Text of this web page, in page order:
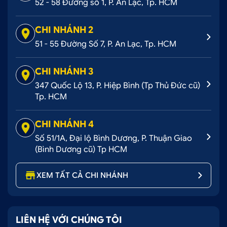
Ford Ranger 2012 độ body kit hầm hố lên Ranger
1.2 Mặt ca lăng Ford Ranger
Mặt ca lăng là một trong những
phụ kiện Ford
Rangerquan trọng ở phần trước của xe. Như một
của xe. Nhờ mặt ca lăng được thu hút ngay từ cái
52 - 58 Đường số 1, P. An Lạc, Tp. HCM
CHI NHÁNH 2
51 - 55 Đường Số 7, P. An Lạc, Tp. HCM
CHI NHÁNH 3
347 Quốc Lộ 13, P. Hiệp Bình (Tp Thủ Đức cũ)
Tp. HCM
CHI NHÁNH 4
Số 51/1A, Đại lộ Bình Dương, P. Thuận Giao
(Bình Dương cũ) Tp HCM
XEM TẤT CẢ CHI NHÁNH
LIÊN HỆ VỚI CHÚNG TÔI